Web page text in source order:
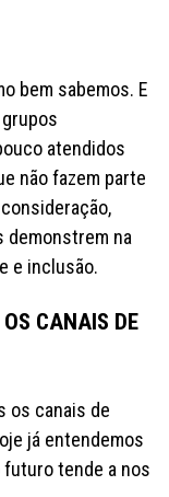
bem sabemos. E
atendidos
não fazem parte
demonstrem na
e inclusão.
CANAIS DE
os canais de
já entendemos
futuro tende a nos